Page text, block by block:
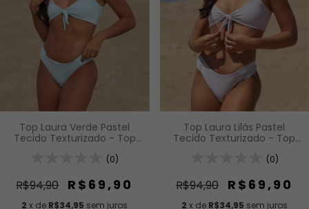
Top Laura Verde Pastel
Tecido Texturizado - Top
Alças de Regulagem
(0)
R$94,90 R$69,90
2 x de R$34,95 sem juros
Top Laura Lilás Pastel
Tecido Texturizado - Top
Alças de Regulagem
(0)
R$94,90 R$69,90
2 x de R$34,95 sem juros